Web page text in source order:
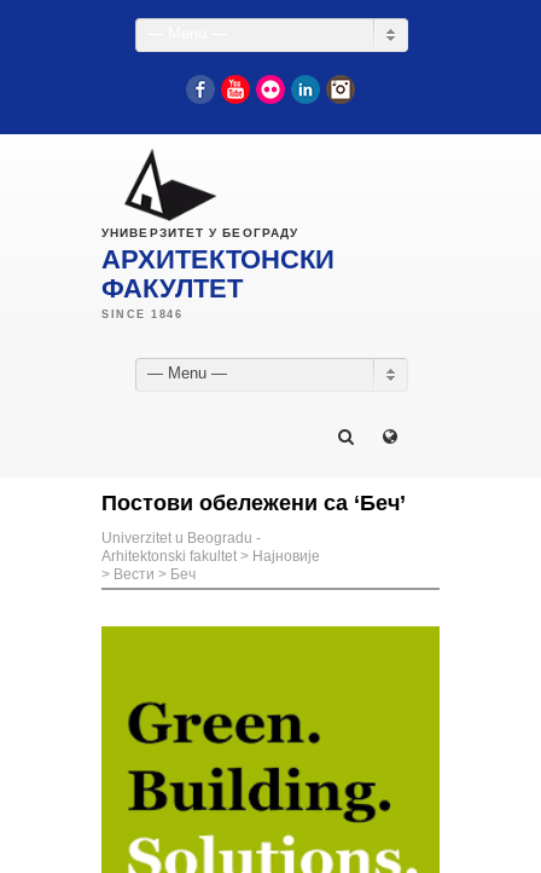
FacebookYouTube
Flickr LinkedIn
УНИВЕРЗИТЕТ У БЕОГРАДУ
АРХИТЕКТОНСКИ
ФАКУЛТЕТ
— Menu —
Постови обележени са ‘Беч’
Univerzitet u Beogradu -
Arhitektonski fakultet > Најновије
> Вести > Беч